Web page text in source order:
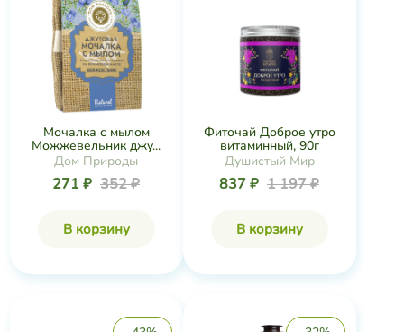
Мочалка с мылом
Можжевельник джу...
Дом Природы
271 ₽ 352 ₽
В корзину
Фиточай Доброе утро
витаминный, 90г
Душистый Мир
837 ₽ 1 197 ₽
В корзину